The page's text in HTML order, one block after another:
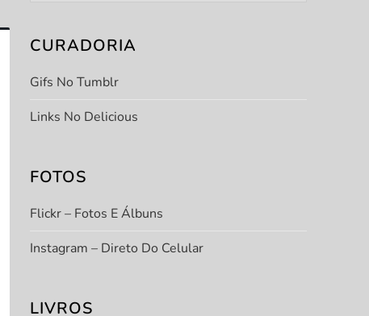
CURADORIA
Gifs No Tumblr
Links No Delicious
FOTOS
Flickr – Fotos E Álbuns
Instagram – Direto Do Celular
LIVROS